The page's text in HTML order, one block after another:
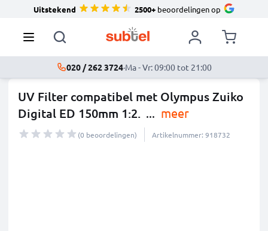
Uitstekend 2500+beoordelingen op
020 / 262 3724·Ma - Vr: 09:00 tot 21:00
UV Filter compatibel met Olympus Zuiko
Digital ED 150mm 1:2. ... meer
(0 beoordelingen) Artikelnummer: 918732